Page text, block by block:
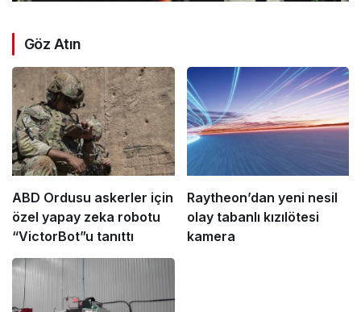
Göz Atın
ABD Ordusu askerler için
özel yapay zeka robotu
“VictorBot”u tanıttı
Raytheon’dan yeni nesil
olay tabanlı kızılötesi
kamera